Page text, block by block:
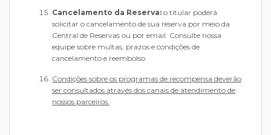
Cancelamento da Reserva: o titular poderá
solicitar o cancelamento de sua reserva por meio da
Central de Reservas ou por email. Consulte nossa
equipe sobre multas, prazos e condições de
cancelamento e reembolso
Condições sobre os programas de recompensa deverão
ser consultados através dos canais de atendimento de
nossos parceiros.